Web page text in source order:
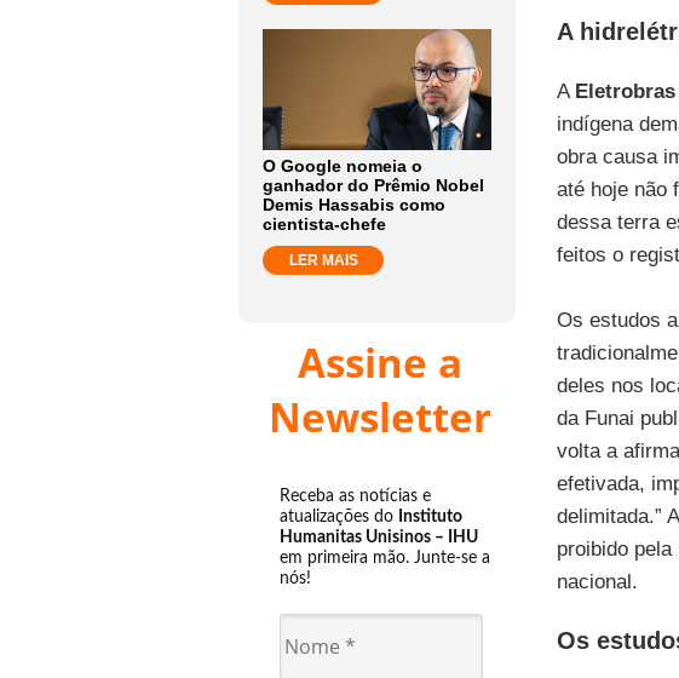
O Google nomeia o
ganhador do Prêmio Nobel
Demis Hassabis como
cientista-chefe
LER MAIS
Assine a
Newsletter
Receba as notícias e
atualizações do Instituto
Humanitas Unisinos – IHU
em primeira mão. Junte-se a
nós!
A
A Eletrobras
indígena
obra causa
até hoje não
dessa terra
feitos o
Os estudos
deles nos
da Funai
volta a
efetivada,
delimitada.”
proibido
nacional.
Os